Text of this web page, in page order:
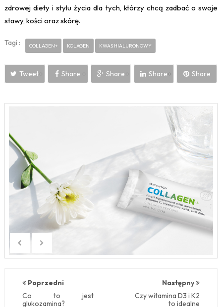
zdrowej diety i stylu życia dla tych, którzy chcą zadbać o swoje
stawy, kości oraz skórę.
Tagi : COLLAGEN+ KOLAGEN KWAS HIALURONOWY
Tweet Share Share Share Share
Następny
Czy witamina D3 i K2
to idealne
Poprzedni
Co to jest
glukozamina?